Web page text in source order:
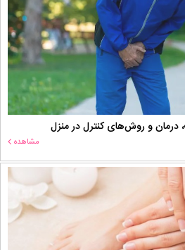
درمان و روش‌های کنترل در منزل
مشاهده